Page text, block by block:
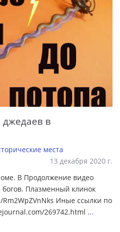
в
места
13 декабря 2020 г.
В Продолжение видео
Плазменный клинок
Иные ссылки по
269742.html ...